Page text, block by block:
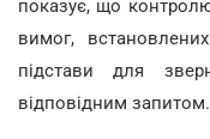
показує, що
вимог,
підстави для
відповідним запитом.